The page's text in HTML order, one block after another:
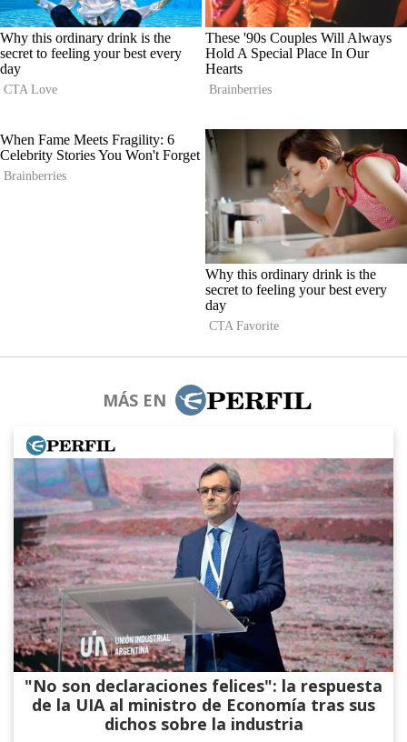
MÁS EN
"No son declaraciones felices": la respuesta
de la UIA al ministro de Economía tras sus
dichos sobre la industria